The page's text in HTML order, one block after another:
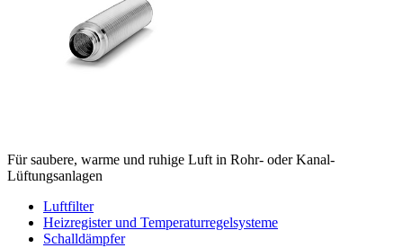
Für saubere, warme und ruhige Luft in Rohr- oder Kanal-
Lüftungsanlagen
Luftfilter
Heizregister und Temperaturregelsysteme
Schalldämpfer